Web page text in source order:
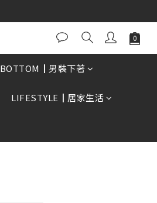
BOTTOM┃男裝下著
LIFESTYLE┃居家生活